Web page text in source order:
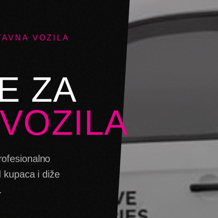
VOZILA
ZA
kupaca i diže